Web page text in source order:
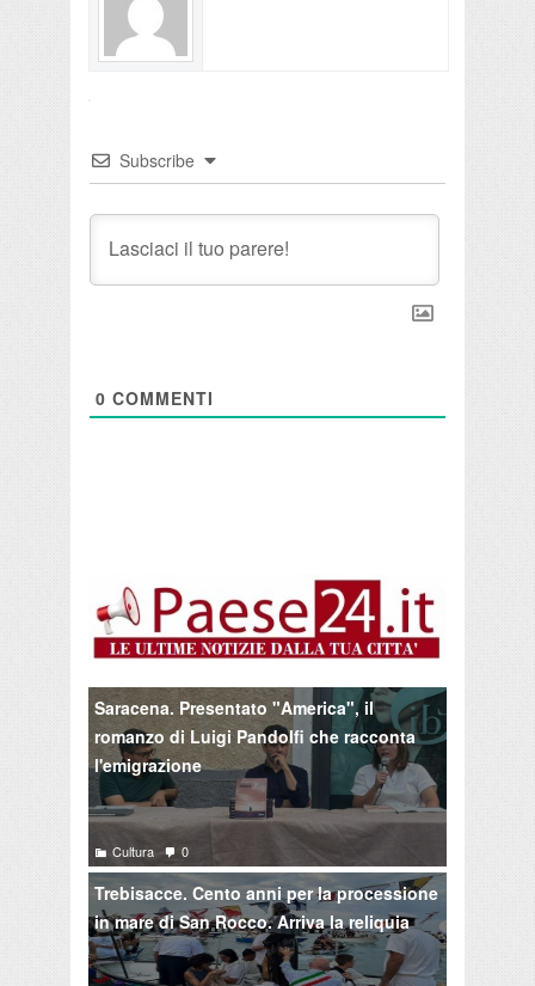
Subscribe
0 COMMENTI
Saracena. Presentato "America", il
romanzo di Luigi Pandolfi che racconta
l'emigrazione
Cultura 0
Trebisacce. Cento anni per la processione
in mare di San Rocco. Arriva la reliquia